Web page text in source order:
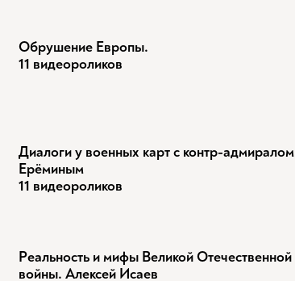
Обрушение Европы.
11 видеороликов
Диалоги у военных карт с контр-адмиралом
Ерёминым
11 видеороликов
Реальность и мифы Великой Отечественной
войны. Алексей Исаев